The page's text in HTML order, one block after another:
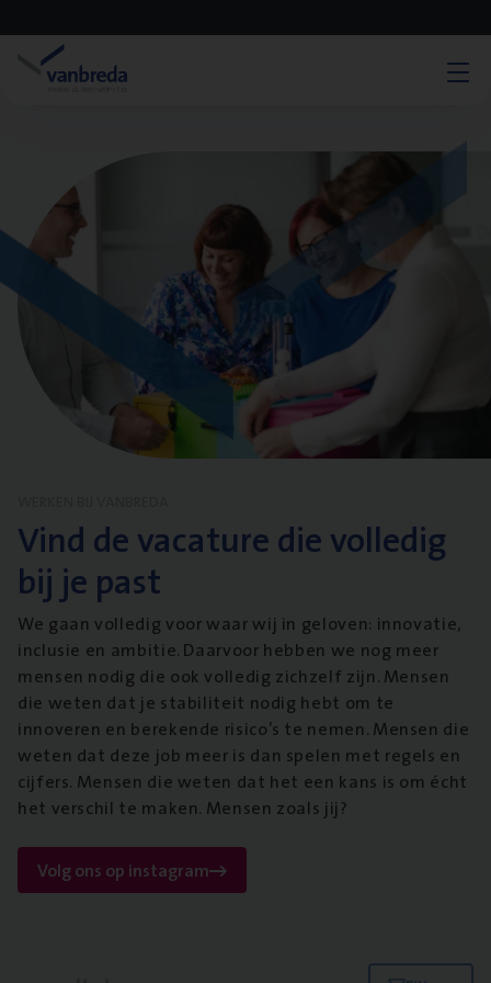
Vind de vacature die volledig
bij je past
We gaan volledig voor waar wij in geloven: innovatie,
inclusie en ambitie. Daarvoor hebben we nog meer
mensen nodig die ook volledig zichzelf zijn. Mensen
die weten dat je stabiliteit nodig hebt om te
innoveren en berekende risico’s te nemen. Mensen die
weten dat deze job meer is dan spelen met regels en
cijfers. Mensen die weten dat het een kans is om écht
het verschil te maken. Mensen zoals jij?
Volg ons op instagram